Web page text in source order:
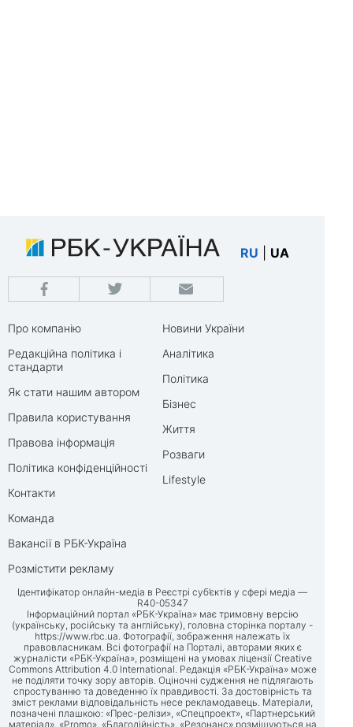
RU UA
Про компанію
Редакційна політика і
стандарти
Як стати нашим автором
Правила користування
Правова інформація
Політика конфіденційності
Контакти
Команда
Вакансії в РБК-Україна
Розмістити рекламу
Новини України
Аналітика
Політика
Бізнес
Життя
Розваги
Lifestyle
Ідентифікатор онлайн-медіа в Реєстрі суб’єктів у сфері медіа —
R40-05347
Інформаційний портал «РБК-Україна» має тримовну версію
(українську, російську та англійську), головна сторінка порталу -
https://www.rbc.ua. Фотографії, зображення належать їх
правовласникам. Всі фотографії на Порталі, авторами яких є
журналісти «РБК-Україна», розміщені на умовах ліцензії Creative
Commons Attribution 4.0 International. Редакція «РБК-Україна» може
не поділяти точку зору авторів. Оціночні судження не підлягають
спростуванню та доведенню їх правдивості. За достовірність та
зміст реклами відповідальність несе рекламодавець. Матеріали,
позначені плашкою: «Прес-релізи», «Спецпроект», «Партнерський
матеріал», «Promo», «Благодійність», «Резонанс» розміщуються на